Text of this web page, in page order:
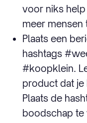
voor niks
meer mensen
Plaats een
hashtags
#koopklein.
product dat
Plaats de
boodschap te